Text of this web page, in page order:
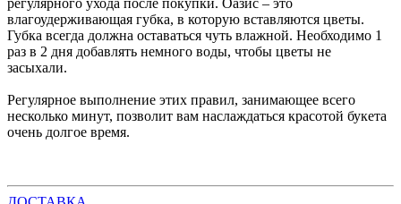
регулярного ухода после покупки. Оазис – это
влагоудерживающая губка, в которую вставляются цветы.
Губка всегда должна оставаться чуть влажной. Необходимо 1
раз в 2 дня добавлять немного воды, чтобы цветы не
засыхали.
Регулярное выполнение этих правил, занимающее всего
несколько минут, позволит вам наслаждаться красотой букета
очень долгое время.